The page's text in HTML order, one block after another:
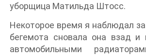
уборщица Матильда Штосс.
Некоторое время я наблюдал
бегемота сновала она взад
автомобильными